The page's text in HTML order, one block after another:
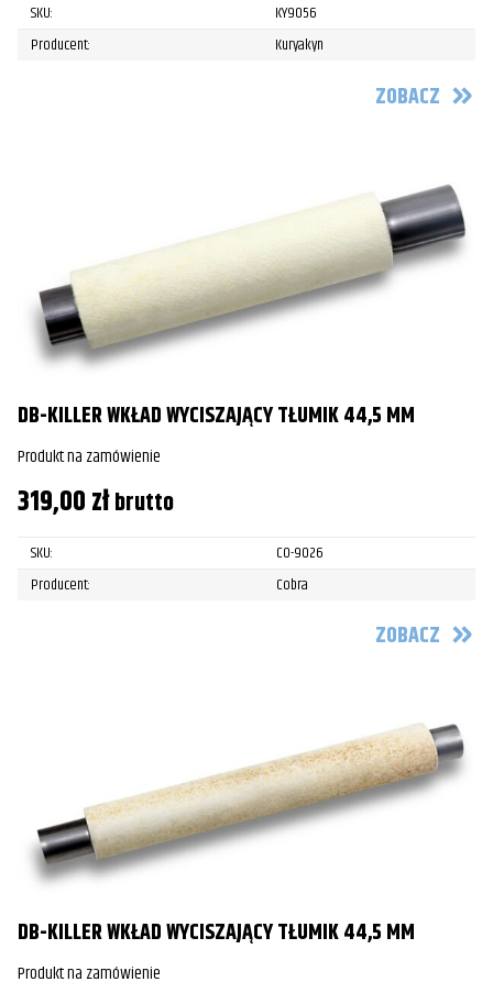
SKU:
KY9056
Producent:
Kuryakyn
ZOBACZ
DB-KILLER WKŁAD WYCISZAJĄCY TŁUMIK 44,5 MM
Produkt na zamówienie
319,00złbrutto
SKU:
CO-9026
Producent:
Cobra
ZOBACZ
DB-KILLER WKŁAD WYCISZAJĄCY TŁUMIK 44,5 MM
Produkt na zamówienie